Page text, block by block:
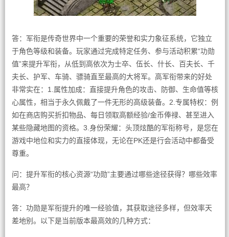
答：军衔是传奇世界中一个重要的荣誉和实力象征系统，它独立
于角色等级和装备。玩家通过完成特定任务、参与活动积累“功勋
值”来提升军衔，从低到高依次为士卒、伍长、什长、百夫长、千
夫长、护军、车骑、骠骑直至最高的大将军。高军衔带来的好处
非常实在：1.属性加成：直接提升角色的攻击、防御、生命值等核
心属性，相当于永久佩戴了一件无形的高级装备。2.专属特权：例
如在商店购买折扣物品、每日领取高额经验/金币俸禄、甚至进入
某些隐藏地图的资格。3.身份荣耀：头顶炫酷的军衔称号，是您在
游戏中地位和实力的直接体现，无论在PK还是行会活动中都备受
尊重。
问：提升军衔的核心资源“功勋”主要通过哪些途径获得？哪些效率
最高？
答：功勋是军衔提升的唯一经验值，其获取途径多样，但效率天
差地别。以下是当前版本最高效的几种方式：